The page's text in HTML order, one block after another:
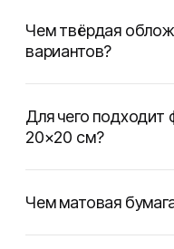
Чем твёрдая
вариантов?
Для чего подходит
20×20 см?
Чем матовая